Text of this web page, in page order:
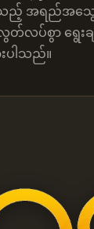
းသည့် အရည်အသွ
တ်လပ်စွာ ရွေးခ
ပါသည်။